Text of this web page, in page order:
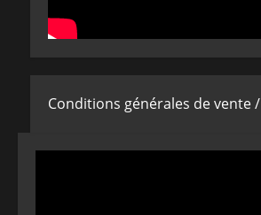
Conditions générales de vente /